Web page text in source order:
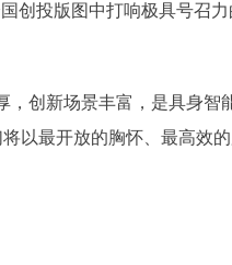
创投版图中打响极具号召
新场景丰富，是具身智
以最开放的胸怀、最高效